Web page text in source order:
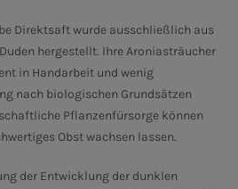
Direktsaft wurde ausschließlich aus
hergestellt. Ihre Aroniasträucher
in Handarbeit und wenig
nach biologischen Grundsätzen
Pflanzenfürsorge können
Obst wachsen lassen.
der Entwicklung der dunklen